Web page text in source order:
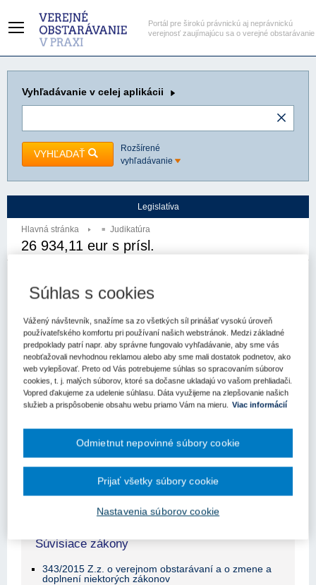
Portál pre širokú právnickú aj neprávnickú
verejnosť zaujímajúcu sa o verejné obstarávanie
Vyhľadávanie v celej aplikácii
VYHĽADAŤ
Rozšírené
vyhľadávanie
Legislatíva
Hlavná stránka Judikatúra
26 934,11 eur s prísl.
ASPI
Obsah judikátu sa zobrazuje len prihlásených
užívateľom.
Odomknite si prístup k odbornému obsahu na portáli.
Prístup k obsahu portálu majú len registrovaní používatelia
portálu. Pokiaľ ste už zaregistrovaný, stačí sa prihlásiť.
Ak ešte nemáte prístup k obsahu portálu, využite 10-dňovú
demo licenciu zdarma (stačí sa zaregistrovať).
Registrácia Prihlásenie
Súvisiace zákony
343/2015 Z.z. o verejnom obstarávaní a o zmene a
doplnení niektorých zákonov
Súhlas s cookies
Vážený návštevník, snažíme sa zo všetkých síl prinášať vysokú úroveň
používateľského komfortu pri používaní našich webstránok. Medzi základné
predpoklady patrí napr. aby správne fungovalo vyhľadávanie, aby sme vás
neobťažovali nevhodnou reklamou alebo aby sme mali dostatok podnetov, ako
web vylepšovať. Preto od Vás potrebujeme súhlas so spracovaním súborov
cookies, t. j. malých súborov, ktoré sa dočasne ukladajú vo vašom prehliadači.
Vopred ďakujeme za udelenie súhlasu. Dáta využijeme na zlepšovanie našich
služieb a prispôsobenie obsahu webu priamo Vám na mieru. Viac informácií
Nastavenia súborov cookie
Odmietnut nepovinné súbory cookie
Prijať všetky súbory cookie